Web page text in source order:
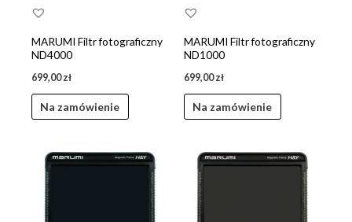
MARUMI Filtr fotograficzny
ND4000
699,00zł
Na zamówienie
MARUMI Filtr fotograficzny
ND1000
699,00zł
Na zamówienie